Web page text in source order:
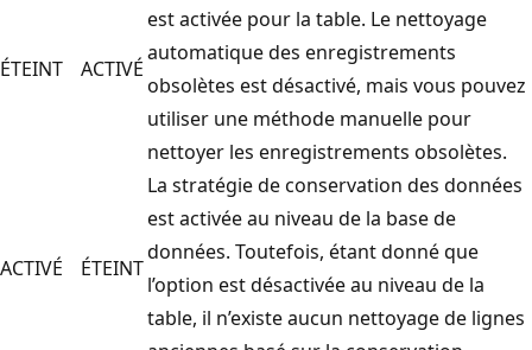
ÉTEINT ACTIVÉ
est activée pour la table. Le nettoyage
automatique des enregistrements
obsolètes est désactivé, mais vous pouvez
utiliser une méthode manuelle pour
nettoyer les enregistrements obsolètes.
ACTIVÉ ÉTEINT
La stratégie de conservation des données
est activée au niveau de la base de
données. Toutefois, étant donné que
l’option est désactivée au niveau de la
table, il n’existe aucun nettoyage de lignes